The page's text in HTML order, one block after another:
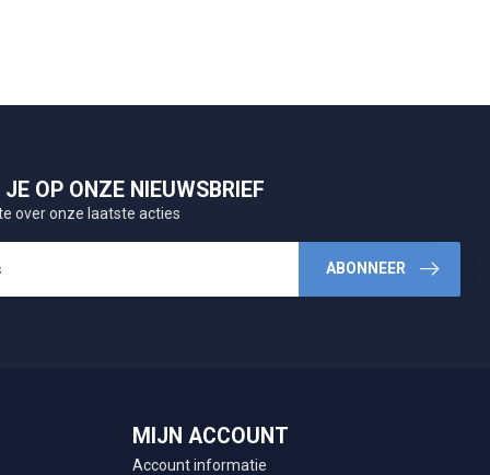
OP ONZE NIEUWSBRIEF
over onze laatste acties
ABONNEER
MIJN ACCOUNT
Account informatie